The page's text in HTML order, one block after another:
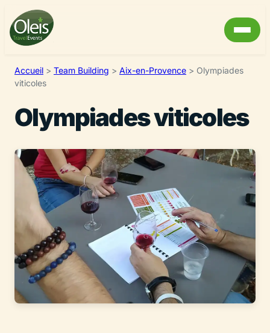
Accueil > Team Building > Aix-en-Provence > Olympiades
viticoles
Olympiades viticoles